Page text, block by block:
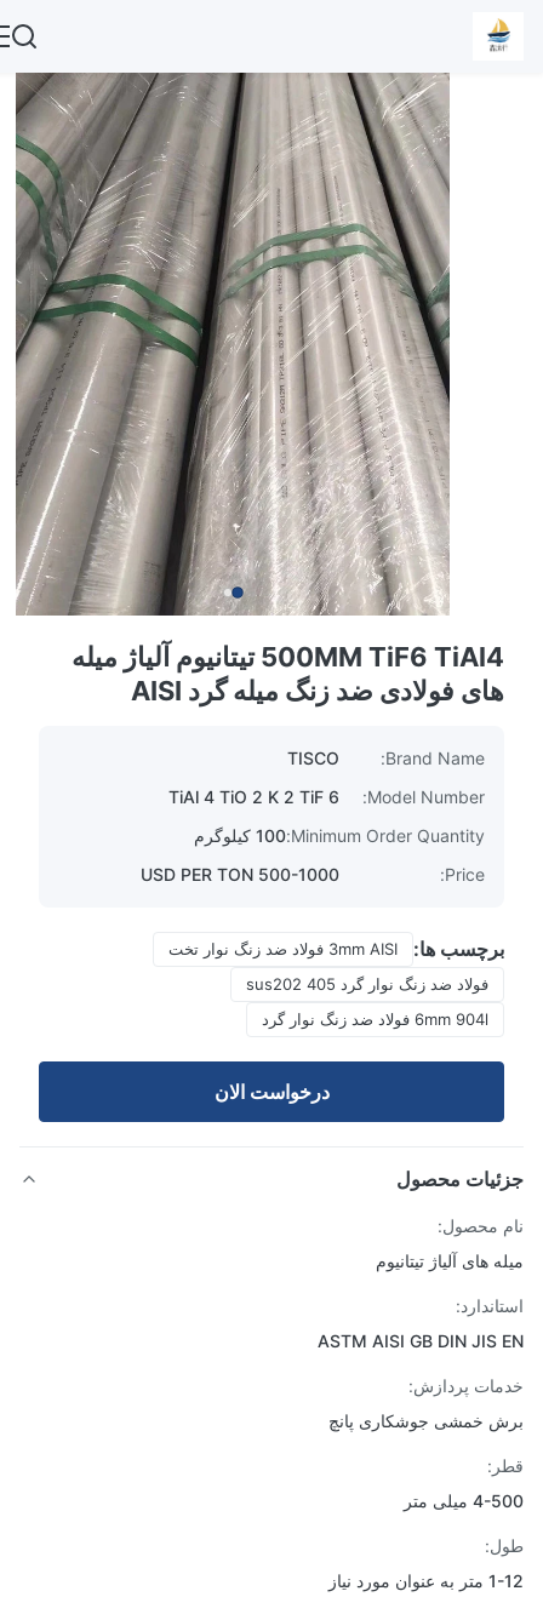
500MM TiF6 TiAl4 تیتانیوم آلیاژ میله
های فولادی ضد زنگ میله گرد AISI
Brand Name:
TISCO
Model Number:
TiAl 4 TiO 2 K 2 TiF 6
Minimum Order Quantity: 100 کیلوگرم
Price:
500-1000 USD PER TON
برچسب ها:
3mm AISI فولاد ضد زنگ نوار تخت
فولاد ضد زنگ نوار گرد sus202 405
6mm 904l فولاد ضد زنگ نوار گرد
درخواست الان
محصول
محصول:
های آلیاژ تیتانیوم
ASTM AISI GB DIN JIS
پردازش:
خمشی جوشکاری پانچ
متر